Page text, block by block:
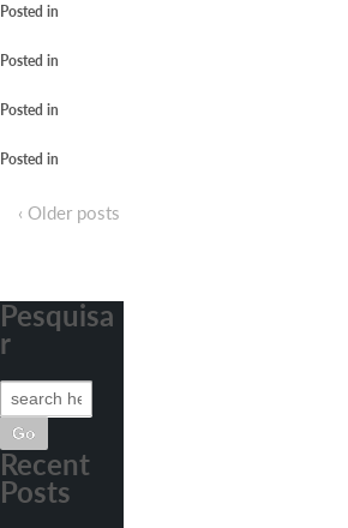
Posted in
Posted in
Posted in
Posted in
‹ Older posts
Pesquisa
r
Search
for:
Recent
Posts